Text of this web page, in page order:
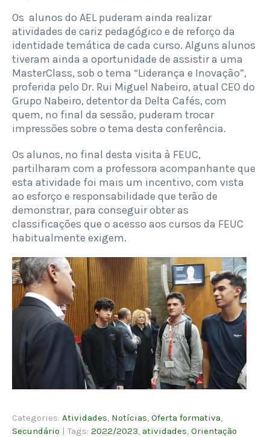
Os alunos do AEL puderam ainda realizar
atividades de cariz pedagógico e de reforço da
identidade temática de cada curso. Alguns alunos
tiveram ainda a oportunidade de assistir a uma
MasterClass, sob o tema “Liderança e Inovação”,
proferida pelo Dr. Rui Miguel Nabeiro, atual CEO do
Grupo Nabeiro, detentor da Delta Cafés, com
quem, no final da sessão, puderam trocar
impressões sobre o tema desta conferência.
Os alunos, no final desta visita à FEUC,
partilharam com a professora acompanhante que
esta atividade foi mais um incentivo, com vista
ao esforço e responsabilidade que terão de
demonstrar, para conseguir obter as
classificações que o acesso aos cursos da FEUC
habitualmente exigem.
Categories: Atividades Notícias Oferta formativa
Secundário | Tags: 2022/2023 atividades Orientação